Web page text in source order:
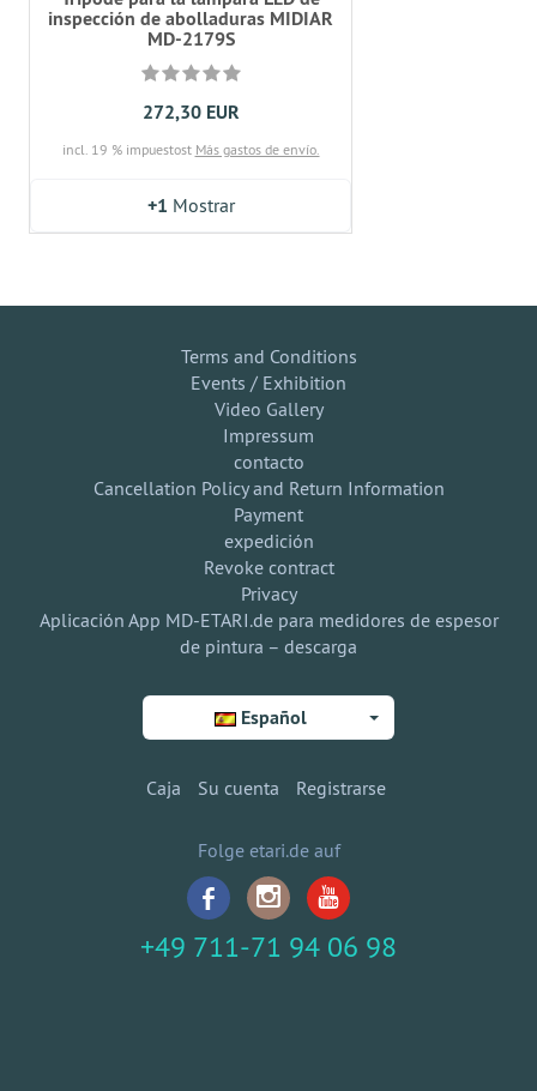
inspección de abolladuras MIDIAR
MD-2179S
272,30 EUR
incl. 19 % impuestost Más gastos de envío.
+1 Mostrar
Terms and Conditions
Events / Exhibition
Video Gallery
Impressum
contacto
Cancellation Policy and Return Information
Payment
expedición
Revoke contract
Privacy
Aplicación App MD-ETARI.de para medidores de espesor
de pintura – descarga
Español
Caja Su cuenta Registrarse
Folge etari.de auf
+49 711-71 94 06 98